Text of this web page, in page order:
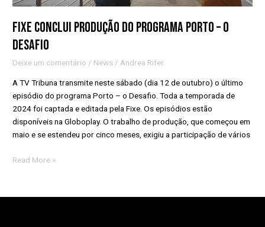
Fixe conclui produção do programa Porto – o
Desafio
Deixe um comentário / News / Andrea Rifer
A TV Tribuna transmite neste sábado (dia 12 de outubro) o último
episódio do programa Porto – o Desafio. Toda a temporada de
2024 foi captada e editada pela Fixe. Os episódios estão
disponíveis na Globoplay. O trabalho de produção, que começou em
maio e se estendeu por cinco meses, exigiu a participação de vários
Read More »